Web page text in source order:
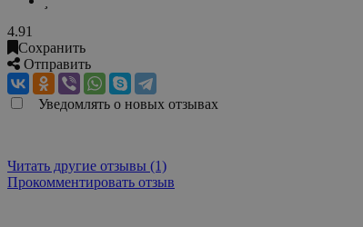
4.91
Сохранить
Отправить
Уведомлять о новых отзывах
Читать другие отзывы (1)
Прокомментировать отзыв